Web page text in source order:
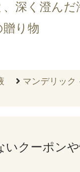
、深く澄んだ
贈り物
マンデリック
クーポン